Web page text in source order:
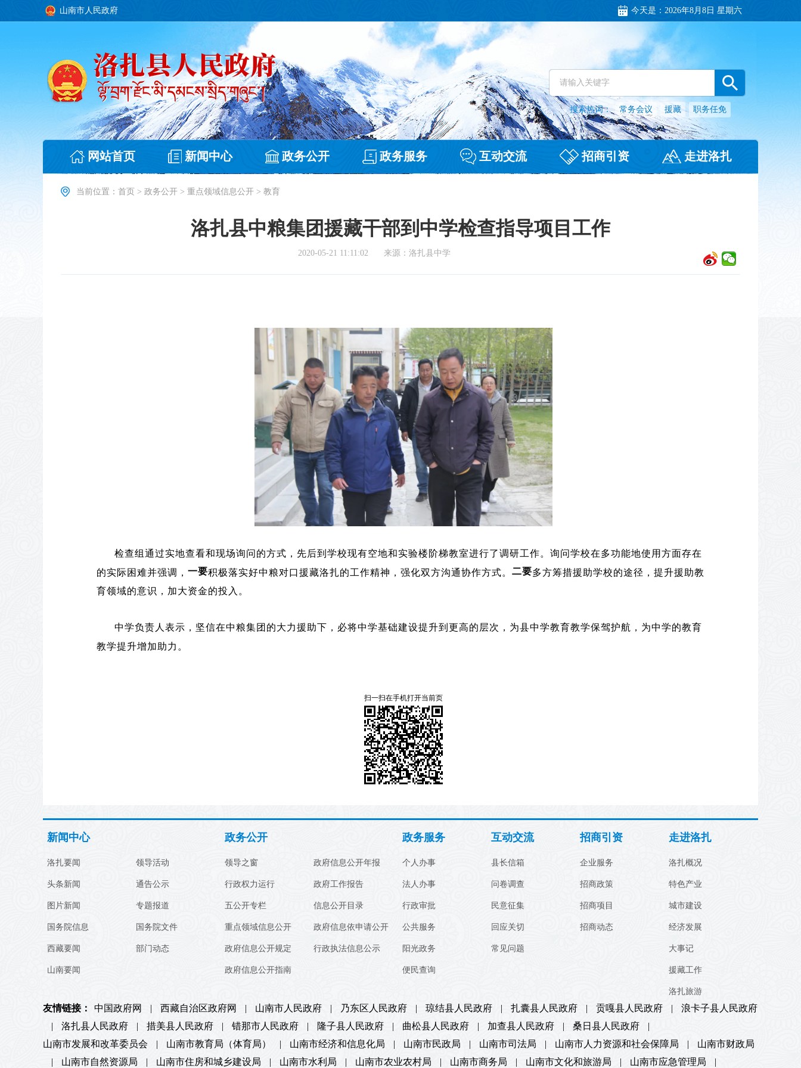
山南市人民政府 今天是： 2026年8月8日 星期六
搜索热词： 常务会议 援藏 职务任免
网站首页 新闻中心 政务公开 政务服务 互动交流 招商引资 走进洛扎
当前位置： 首页 > 政务公开 > 重点领域信息公开 > 教育
洛扎县中粮集团援藏干部到中学检查指导项目工作
2020-05-21 11:11:02 来源：洛扎县中学
检查组通过实地查看和现场询问的方式，先后到学校现有空地和实验楼阶梯教室进行了调研工作。询问学校在多功能地使用方面存在
的实际困难并强调， 一要积极落实好中粮对口援藏洛扎的工作精神，强化双方沟通协作方式。 二要多方筹措援助学校的途径，提升援助教
育领域的意识，加大资金的投入。
中学负责人表示，坚信在中粮集团的大力援助下，必将中学基础建设提升到更高的层次，为县中学教育教学保驾护航，为中学的教育
教学提升增加助力。
扫一扫在手机打开当前页
新闻中心
洛扎要闻
头条新闻
图片新闻
国务院信息
西藏要闻
山南要闻
领导活动
通告公示
专题报道
国务院文件
部门动态
政务公开
领导之窗
行政权力运行
五公开专栏
重点领域信息公开
政府信息公开规定
政府信息公开指南
政府信息公开年报
政府工作报告
信息公开目录
政府信息依申请公开
行政执法信息公示
政务服务
个人办事
法人办事
行政审批
公共服务
阳光政务
便民查询
互动交流
县长信箱
问卷调查
民意征集
回应关切
常见问题
招商引资
企业服务
招商政策
招商项目
招商动态
走进洛扎
洛扎概况
特色产业
城市建设
经济发展
大事记
援藏工作
洛扎旅游
友情链接： 中国政府网 | 西藏自治区政府网 | 山南市人民政府 | 乃东区人民政府 | 琼结县人民政府 | 扎囊县人民政府 | 贡嘎县人民政府 |
浪卡子县人民政府
|
洛扎县人民政府 | 措美县人民政府 | 错那市人民政府 | 隆子县人民政府 | 曲松县人民政府 | 加查县人民政府 | 桑日县人民政府
|
山南市发展和改革委员会
| 山南市教育局（体育局） | 山南市经济和信息化局 | 山南市民政局 | 山南市司法局 | 山南市人力资源和社会保障局 |
山南市财政局
|
山南市自然资源局 | 山南市住房和城乡建设局 | 山南市水利局 | 山南市农业农村局 | 山南市商务局 | 山南市文化和旅游局 | 山南市应急管理局 |